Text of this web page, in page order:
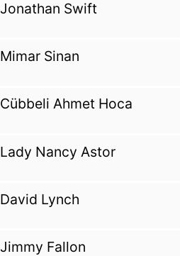
Jonathan Swift
Mimar Sinan
Cübbeli Ahmet Hoca
Lady Nancy Astor
David Lynch
Jimmy Fallon